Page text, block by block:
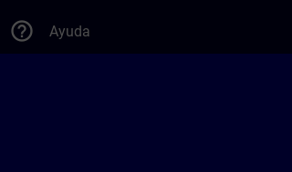
help_outline Ayuda